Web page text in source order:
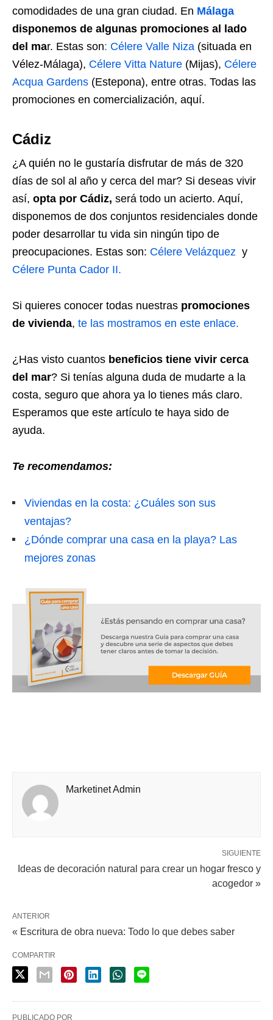
comodidades de una gran ciudad. En Málaga
disponemos de algunas promociones al lado
del mar. Estas son: Célere Valle Niza (situada en
Vélez-Málaga), Célere Vitta Nature (Mijas), Célere
Acqua Gardens (Estepona), entre otras. Todas las
promociones en comercialización, aquí.
Cádiz
¿A quién no le gustaría disfrutar de más de 320
días de sol al año y cerca del mar? Si deseas vivir
así, opta por Cádiz, será todo un acierto. Aquí,
disponemos de dos conjuntos residenciales donde
poder desarrollar tu vida sin ningún tipo de
preocupaciones. Estas son: Célere Velázquez y
Célere Punta Cador II.
Si quieres conocer todas nuestras promociones
de vivienda, te las mostramos en este enlace.
¿Has visto cuantos beneficios tiene vivir cerca
del mar? Si tenías alguna duda de mudarte a la
costa, seguro que ahora ya lo tienes más claro.
Esperamos que este artículo te haya sido de
ayuda.
Te recomendamos:
Viviendas en la costa: ¿Cuáles son sus
ventajas?
¿Dónde comprar una casa en la playa? Las
mejores zonas
Marketinet Admin
SIGUIENTE
Ideas de decoración natural para crear un hogar fresco y
acogedor »
ANTERIOR
« Escritura de obra nueva: Todo lo que debes saber
COMPARTIR
PUBLICADO POR